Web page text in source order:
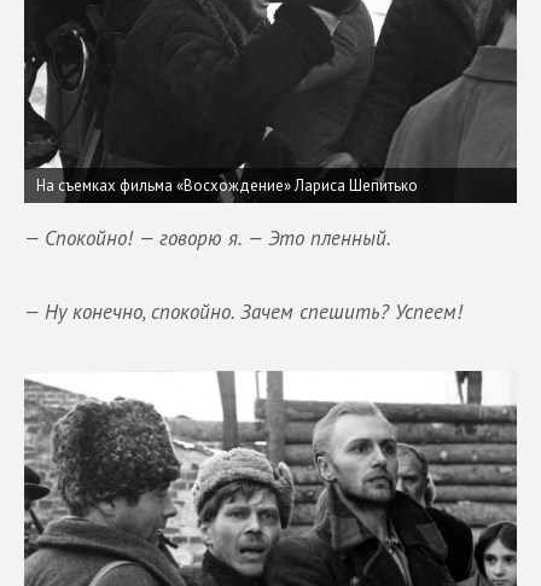
На съемках фильма «Восхождение» Лариса Шепитько
— Спокойно! — говорю я. — Это пленный.
— Ну конечно, спокойно. Зачем спешить? Успеем!